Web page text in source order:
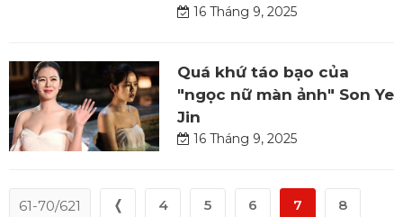
16 Tháng 9, 2025
Quá khứ táo bạo của
"ngọc nữ màn ảnh" Son Ye
Jin
16 Tháng 9, 2025
61-70/621 ❬ 4 5 6 7 8